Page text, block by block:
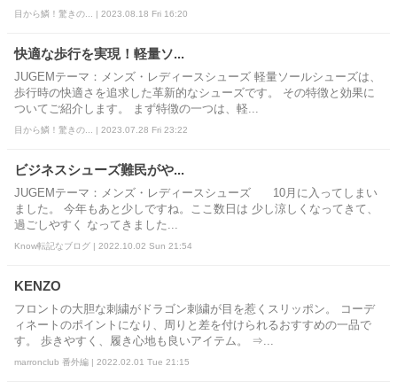
目から鱗！驚きの... | 2023.08.18 Fri 16:20
快適な歩行を実現！軽量ソ...
JUGEMテーマ：メンズ・レディースシューズ 軽量ソールシューズは、
歩行時の快適さを追求した革新的なシューズです。 その特徴と効果に
ついてご紹介します。 まず特徴の一つは、軽...
目から鱗！驚きの... | 2023.07.28 Fri 23:22
ビジネスシューズ難民がや...
JUGEMテーマ：メンズ・レディースシューズ 10月に入ってしまい
ました。 今年もあと少しですね。ここ数日は 少し涼しくなってきて、
過ごしやすく なってきました...
Know転記なブログ | 2022.10.02 Sun 21:54
KENZO
フロントの大胆な刺繍がドラゴン刺繍が目を惹くスリッポン。 コーデ
ィネートのポイントになり、周りと差を付けられるおすすめの一品で
す。 歩きやすく、履き心地も良いアイテム。 ⇒...
marronclub 番外編 | 2022.02.01 Tue 21:15